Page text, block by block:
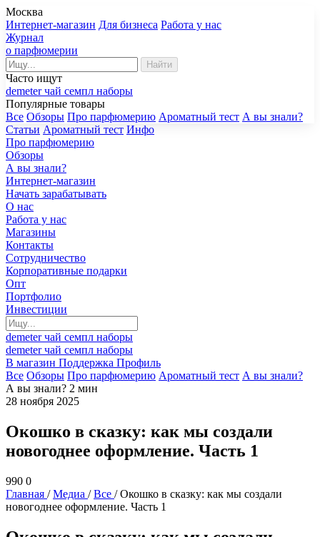
Москва
Интернет-магазин Для бизнеса Работа у нас
Журнал
о парфюмерии
Найти
Часто ищут
demeterчай семпл наборы
Популярные товары
Все Обзоры Про парфюмерию Ароматный тест А вы знали?
Статьи Ароматный тест Инфо
Про парфюмерию
Обзоры
А вы знали?
Интернет-магазин
Начать зарабатывать
О нас
Работа у нас
Магазины
Контакты
Сотрудничество
Корпоративные подарки
Опт
Портфолио
Инвестиции
demeterчай семпл наборы
demeterчай семпл наборы
В магазин Поддержка Профиль
Все Обзоры Про парфюмерию Ароматный тест А вы знали?
А вы знали? 2 мин
28 ноября 2025
Окошко в сказку: как мы создали
новогоднее оформление. Часть 1
990 0
Главная /Медиа /Все /Окошко в сказку: как мы создали
новогоднее оформление. Часть 1